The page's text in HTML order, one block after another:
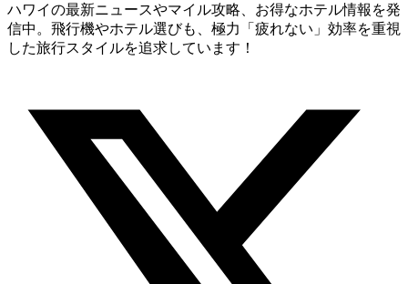
ハワイの最新ニュースやマイル攻略、お得なホテル情報を発
信中。飛行機やホテル選びも、極力「疲れない」効率を重視
した旅行スタイルを追求しています！